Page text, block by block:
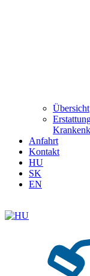
Übersicht
Anfahrt
Kontakt
HU
SK
EN